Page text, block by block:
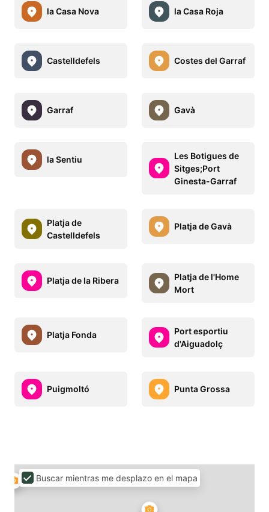
la Casa Nova la Casa Roja
Castelldefels Costes del Garraf
Garraf Gavà
la Sentiu
Les Botigues de
Sitges;Port
Ginesta-Garraf
Platja de
Castelldefels
Platja de Gavà
Platja de la Ribera
Platja de l'Home
Mort
Platja Fonda
Port esportiu
d'Aiguadolç
Puigmoltó Punta Grossa
Buscar mientras me desplazo en el mapa